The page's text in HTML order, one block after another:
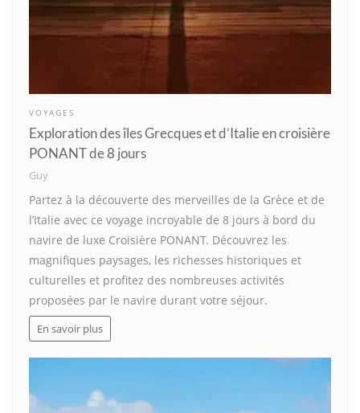
VOYAGES
Exploration des îles Grecques et d’Italie en croisière
PONANT de 8 jours
Guy
Partez à la découverte des merveilles de la Grèce et de
l’Italie avec ce voyage incroyable de 8 jours à bord du
navire de luxe Croisière PONANT. Découvrez les
magnifiques paysages, les richesses historiques et
culturelles et profitez des nombreuses activités
proposées par le navire durant votre séjour.
En savoir plus